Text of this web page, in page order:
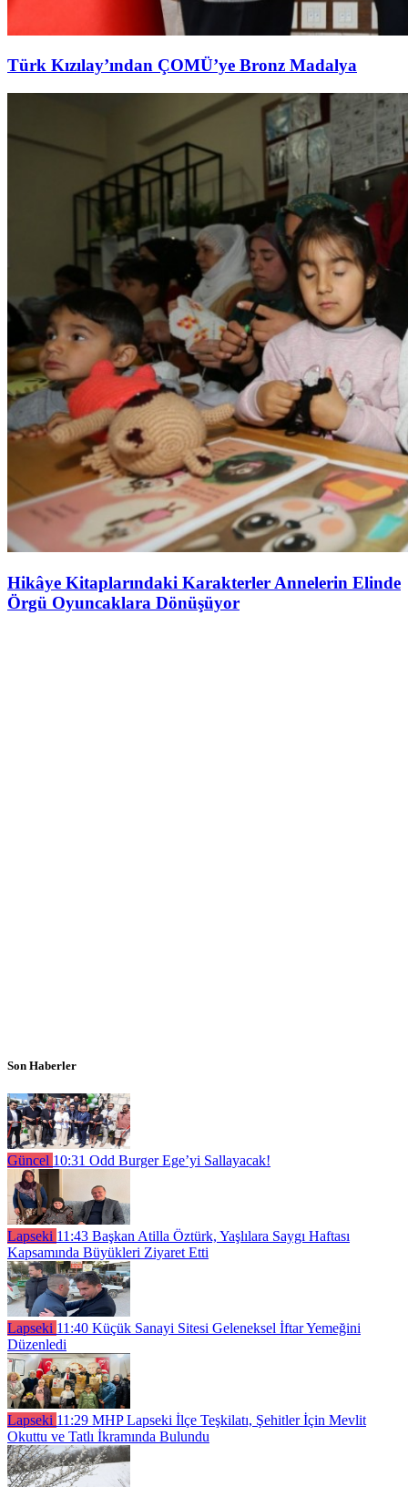
Türk Kızılay’ından ÇOMÜ’ye Bronz Madalya
Hikâye Kitaplarındaki Karakterler Annelerin Elinde
Örgü Oyuncaklara Dönüşüyor
Son Haberler
Güncel 10:31 Odd Burger Ege’yi Sallayacak!
Lapseki 11:43 Başkan Atilla Öztürk, Yaşlılara Saygı Haftası
Kapsamında Büyükleri Ziyaret Etti
Lapseki 11:40 Küçük Sanayi Sitesi Geleneksel İftar Yemeğini
Düzenledi
Lapseki 11:29 MHP Lapseki İlçe Teşkilatı, Şehitler İçin Mevlit
Okuttu ve Tatlı İkramında Bulundu